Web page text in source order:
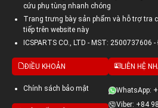
cứu phụ tùng nhanh chóng
Trang trưng bày sản phẩm và hỗ trợ tra
tiếp trên website này
ICSPARTS CO., LTD - MST: 2500737606
ĐIỀU KHOẢN
Chính sách bảo mật
LIÊN HỆ
WhatsApp:
Viber: +84